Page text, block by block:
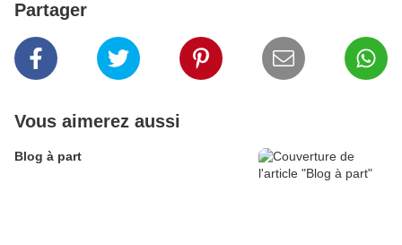
Partager
Vous aimerez aussi
Blog à part